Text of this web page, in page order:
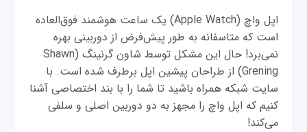
اپل واچ (Apple Watch) یک ساعت هوشمند فوق‌العاده
است که متاسفانه به طور پیش‌فرض از دوربینی بهره
نمی‌برد! حال این مشکل توسط شاون گرنینگ (Shawn
Grening) از طراحان پیشین اپل برطرف شده است. با
سایت شبکه همراه باشید تا شما را با بند اختصاصی آشنا
کنیم که اپل واچ را مجهز به دو دوربین اصلی و سلفی
می‌کند!